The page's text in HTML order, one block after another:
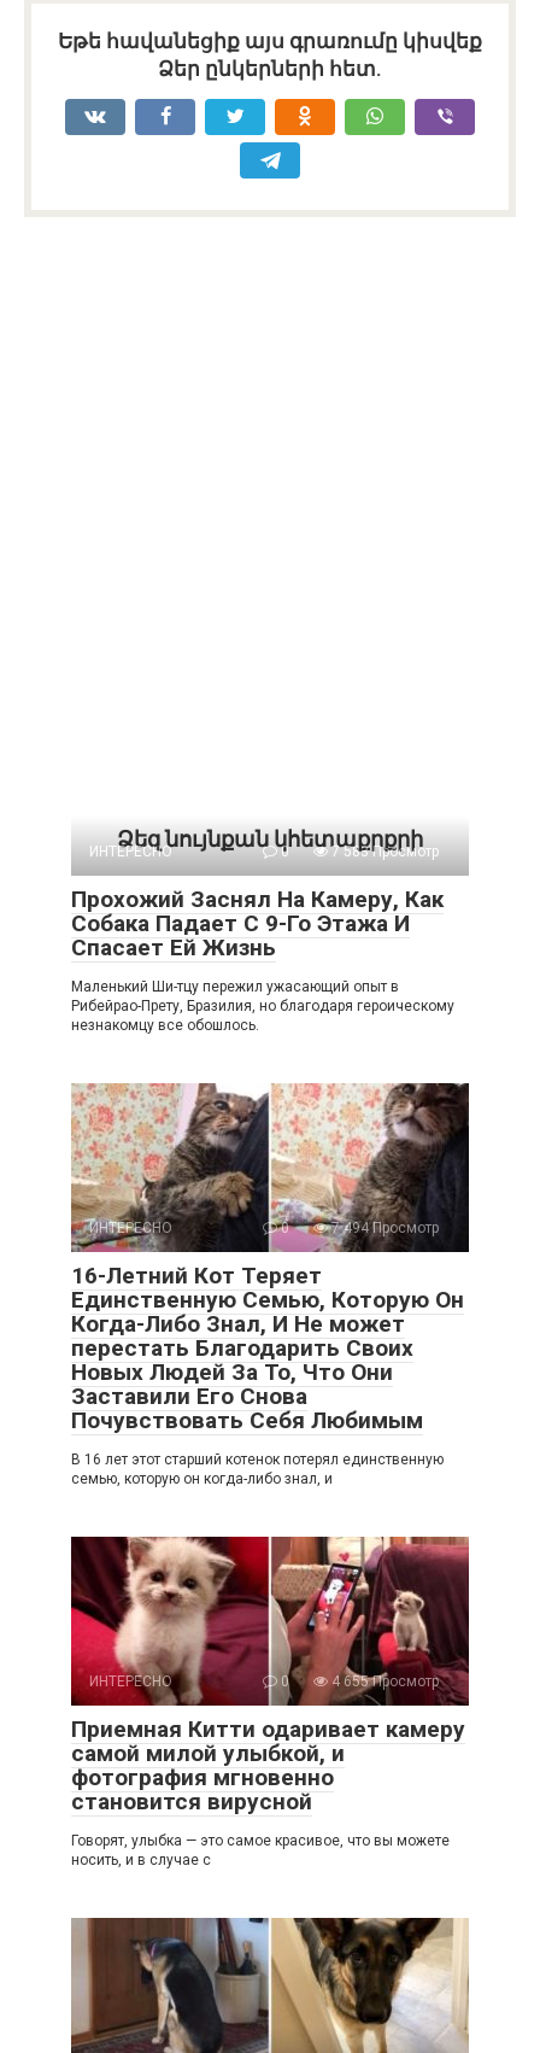
Եթե հավանեցիք այս գրառումը կիսվեք
Ձեր ընկերների հետ.
Ձեզ նույնքան կհետաքրքրի
ИНТЕРЕСНО 0 7 583 Просмотр
Прохожий Заснял На Камеру, Как
Собака Падает С 9-Го Этажа И
Спасает Ей Жизнь
Маленький Ши-тцу пережил ужасающий опыт в
Рибейрао-Прету, Бразилия, но благодаря героическому
незнакомцу все обошлось.
ИНТЕРЕСНО 0 7 494 Просмотр
16-Летний Кот Теряет
Единственную Семью, Которую Он
Когда-Либо Знал, И Не может
перестать Благодарить Своих
Новых Людей За То, Что Они
Заставили Его Снова
Почувствовать Себя Любимым
В 16 лет этот старший котенок потерял единственную
семью, которую он когда-либо знал, и
ИНТЕРЕСНО 0 4 655 Просмотр
Приемная Китти одаривает камеру
самой милой улыбкой, и
фотография мгновенно
становится вирусной
Говорят, улыбка — это самое красивое, что вы можете
носить, и в случае с